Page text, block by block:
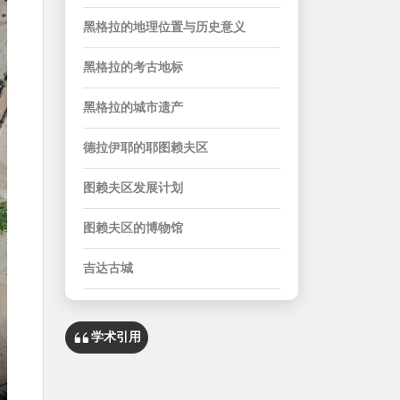
黑格拉的地理位置与历史意义
黑格拉的考古地标
黑格拉的城市遗产
德拉伊耶的耶图赖夫区
图赖夫区发展计划
图赖夫区的博物馆
吉达古城
吉达古城的城墙
学术引用